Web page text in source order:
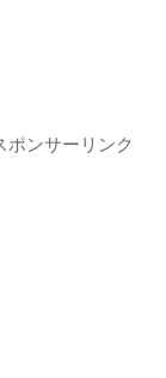
ポンサーリンク